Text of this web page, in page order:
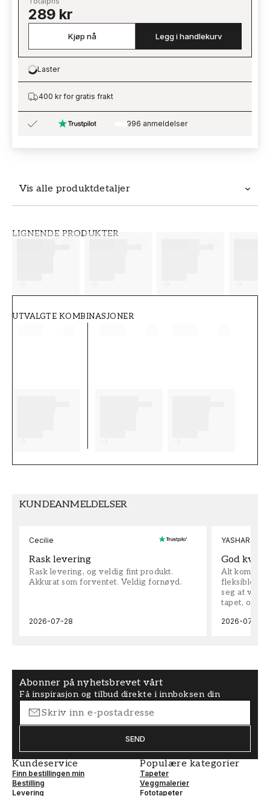
Vis alle produktdetaljer
LIGNENDE PRODUKTER
UTVALGTE KOMBINASJONER
289 kr
Kjøp nå Legg i handlekurv
Loading…
Laster
400 kr for gratis frakt
996 anmeldelser
KUNDEANMELDELSER
Cecilie
Rask levering
Rask levering, og veldig fint produkt.
Akkurat som forventet. Veldig fornøyd.
2026-07-28
YASHAR
God
Alt kom
fleksible på
seg at vi
tapet, og
2026-07-04
Abonner på nyhetsbrevet vårt
Få inspirasjon og tilbud direkte i innboksen din
SEND
Kundeservice
Finn bestillingen min
Bestilling
Levering
Populære kategorier
Tapeter
Veggmalerier
Fototapeter